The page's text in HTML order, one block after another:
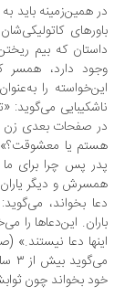
همین‌زمینه باید به
کاتولیکی‌شان
که بیم ریختن
دارد، همسر
را به‌عنوان
می‌گوید: «تو
صفحات بعدی زن به
یا معشوقت؟» و
پس چرا برای ما دعا
و دیگر یاران
بخواند، می‌گوید:
این‌دعاها را
می‌گوید بیش
بخواند چون ثوابش